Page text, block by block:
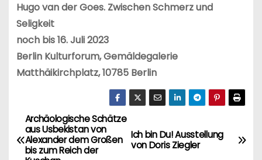
Hugo van der Goes. Zwischen Schmerz und
Seligkeit
noch bis 16. Juli 2023
Berlin Kulturforum, Gemäldegalerie
Matthäikirchplatz, 10785 Berlin
B
e
Ich bin Du! Ausstellung
von Doris Ziegler
Archäologische Schätze
aus Usbekistan von
Alexander dem Großen
bis zum Reich der